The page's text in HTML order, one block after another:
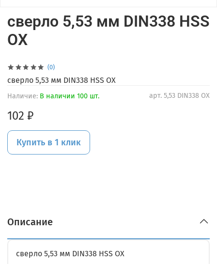
(0)
арт. 5,53 DIN338 OX
Наличие: В наличии 100 шт.
сверло 5,53 мм DIN338 HSS
OX
102 ₽
Купить в 1 клик
сверло 5,53 мм DIN338 HSS OX
Описание
сверло 5,53 мм DIN338 HSS OX